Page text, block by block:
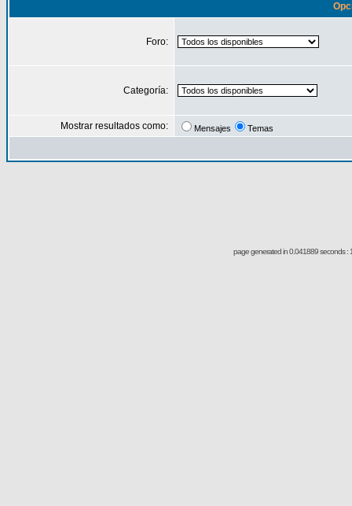
Foro:
Categoría:
Mostrar resultados como: Mensajes Temas
page generated in 0.041889 seconds :